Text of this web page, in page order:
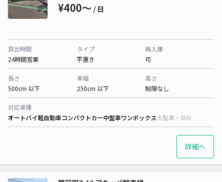
¥400〜 / 日
貸出時間
24時間営業
タイプ
平置き
再入庫
可
長さ
500cm 以下
車幅
250cm 以下
高さ
制限なし
対応車種
オートバイ軽自動車コンパクトカー中型車ワンボックス大型車・SUV
詳細へ